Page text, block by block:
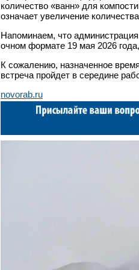
количество «ванн» для
означает увеличение
Напоминаем, что
очном формате 19 мая 2026
К сожалению, назначенное
встреча пройдет в середине
novorab.ru